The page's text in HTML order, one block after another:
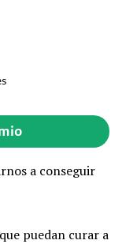
a conseguir
puedan curar a